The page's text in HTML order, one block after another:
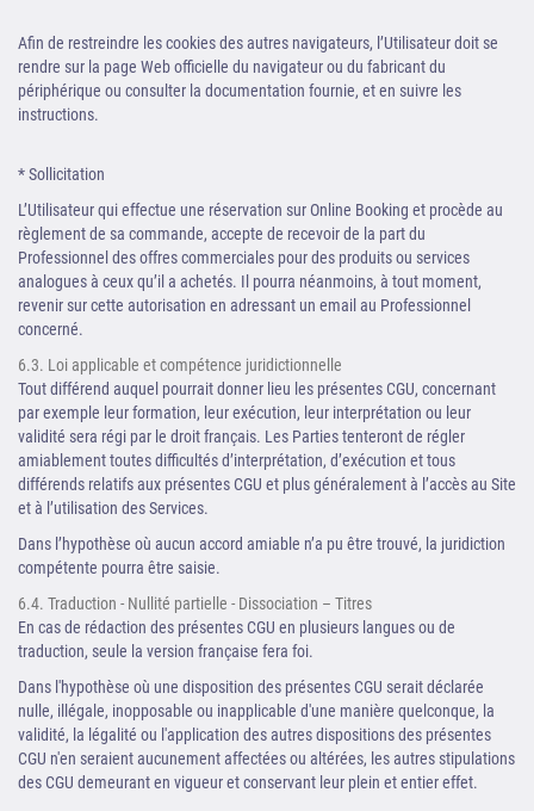
Afin de restreindre les cookies des autres navigateurs, l’Utilisateur doit se
rendre sur la page Web officielle du navigateur ou du fabricant du
périphérique ou consulter la documentation fournie, et en suivre les
instructions.
* Sollicitation
L’Utilisateur qui effectue une réservation sur Online Booking et procède au
règlement de sa commande, accepte de recevoir de la part du
Professionnel des offres commerciales pour des produits ou services
analogues à ceux qu’il a achetés. Il pourra néanmoins, à tout moment,
revenir sur cette autorisation en adressant un email au Professionnel
concerné.
6.3. Loi applicable et compétence juridictionnelle
Tout différend auquel pourrait donner lieu les présentes CGU, concernant
par exemple leur formation, leur exécution, leur interprétation ou leur
validité sera régi par le droit français. Les Parties tenteront de régler
amiablement toutes difficultés d’interprétation, d’exécution et tous
différends relatifs aux présentes CGU et plus généralement à l’accès au Site
et à l’utilisation des Services.
Dans l’hypothèse où aucun accord amiable n’a pu être trouvé, la juridiction
compétente pourra être saisie.
6.4. Traduction - Nullité partielle - Dissociation – Titres
En cas de rédaction des présentes CGU en plusieurs langues ou de
traduction, seule la version française fera foi.
Dans l'hypothèse où une disposition des présentes CGU serait déclarée
nulle, illégale, inopposable ou inapplicable d'une manière quelconque, la
validité, la légalité ou l'application des autres dispositions des présentes
CGU n'en seraient aucunement affectées ou altérées, les autres stipulations
des CGU demeurant en vigueur et conservant leur plein et entier effet.